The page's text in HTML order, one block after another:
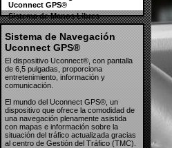
Uconnect GPS®
Sistema de Manos Libres
Uconnect Phone®
Reproductor trasero de DVD
VES® con pantalla de 8''
bebidas Chill Zone®
Sistema de Navegación
Uconnect GPS®
El dispositivo Uconnect®, con pantalla
de 6,5 pulgadas, proporciona
entretenimiento, información y
comunicación.
El mundo del Uconnect GPS®, un
dispositivo que ofrece la comodidad de
una navegación plenamente asistida
con mapas e información sobre la
situación del tráfico actualizada gracias
al centro de Gestión del Tráfico (TMC).